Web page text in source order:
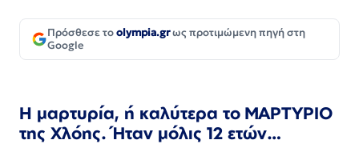
Πρόσθεσε τοolympia.grως προτιμώμενη πηγή στη
Google
Η μαρτυρία, ή καλύτερα το ΜΑΡΤΥΡΙΟ
της Χλόης. Ήταν μόλις 12 ετών…